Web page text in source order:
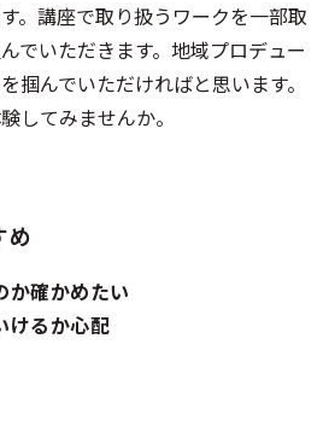
。講座で取り扱うワークを一部取
でいただきます。地域プロデュー
掴んでいただければと思います。
してみませんか。
め
か確かめたい
けるか心配